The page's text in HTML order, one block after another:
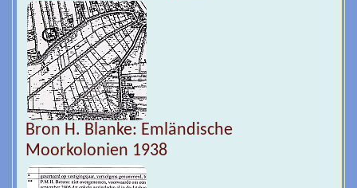
Bron H. Blanke: Emländische
Moorkolonien 1938